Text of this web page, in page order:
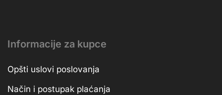
Informacije za kupce
Opšti uslovi poslovanja
Način i postupak plaćanja